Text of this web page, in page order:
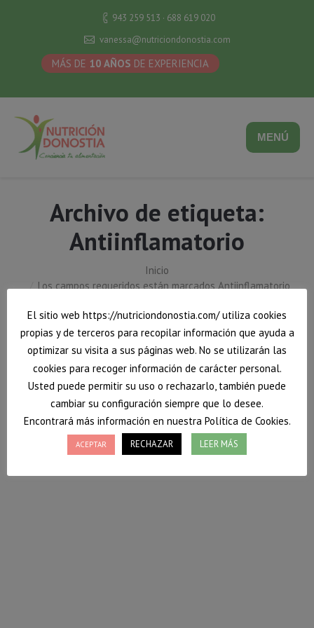
943 259 513 · 688 619 020
vanessa@nutriciondonostia.com
MÁS DE 10 AÑOS DE EXPERIENCIA
MENÚ
Archivo de etiqueta:
Antiinflamatorio
Inicio
Los campos requeridos están marcados Antiinflamatorio
El sitio web https://nutriciondonostia.com/ utiliza cookies
propias y de terceros para recopilar información que ayuda a
optimizar su visita a sus páginas web. No se utilizarán las
cookies para recoger información de carácter personal.
Usted puede permitir su uso o rechazarlo, también puede
cambiar su configuración siempre que lo desee.
Encontrará más información en nuestra Política de Cookies.
ACEPTAR RECHAZAR LEER MÁS